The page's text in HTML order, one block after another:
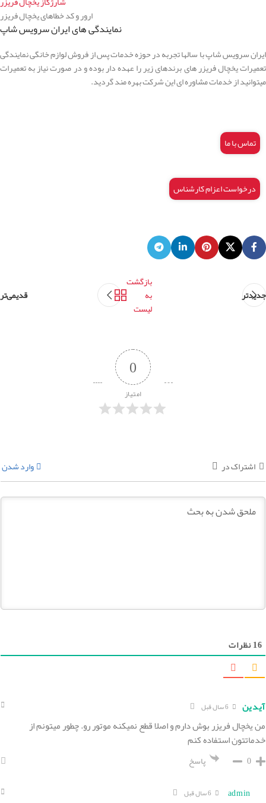
ارور و کد خطاهای یخچال فریزر
نمایندگی های ایران سرویس شاپ
ایران سرویس شاپ با سالها تجربه در حوزه خدمات پس از فروش لوازم خانگی نمایندگی
تعمیرات یخچال فریزر های برندهای زیر را عهده دار بوده و در صورت نیاز به تعمیرات
میتوانید از خدمات مشاوره ای این شرکت بهره مند گردید.
تماس با ما
درخواست اعزام کارشناس
جدیدتر
بازگشت
به
لیست
قدیمی‌تر
0
امتیاز
اشتراک در وارد شدن
16نظرات
آیدین
من یخچال فریزر بوش دارم و اصلا قطع نمیکنه موتور رو. چطور میتونم از
خدماتتون استفاده کنم
0
پاسخ
admin